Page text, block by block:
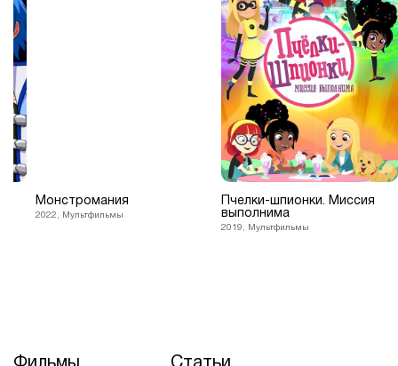
Монстромания
2022, Мультфильмы
Пчелки-шпионки. Миссия
выполнима
2019, Мультфильмы